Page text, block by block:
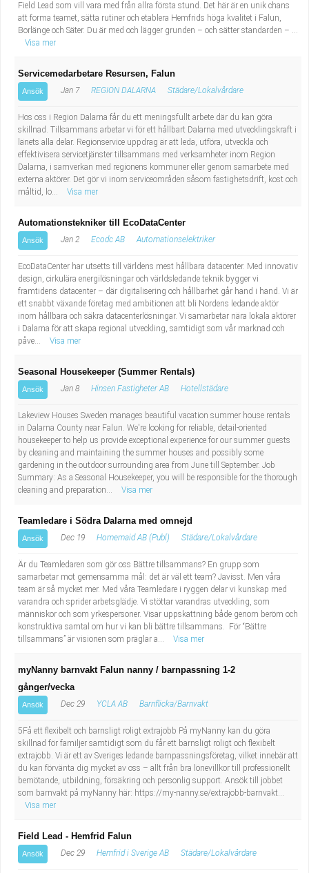
Field Lead som vill vara med från allra första stund. Det här är en unik chans
att forma teamet, sätta rutiner och etablera Hemfrids höga kvalitet i Falun,
Borlänge och Säter. Du är med och lägger grunden – och sätter standarden – ...
Visa mer
Servicemedarbetare Resursen, Falun
Ansök Jan 7 REGION DALARNA Städare/Lokalvårdare
Hos oss i Region Dalarna får du ett meningsfullt arbete där du kan göra
skillnad. Tillsammans arbetar vi för ett hållbart Dalarna med utvecklingskraft i
länets alla delar. Regionservice uppdrag är att leda, utföra, utveckla och
effektivisera servicetjänster tillsammans med verksamheter inom Region
Dalarna, i samverkan med regionens kommuner eller genom samarbete med
externa aktörer. Det gör vi inom serviceområden såsom fastighetsdrift, kost och
måltid, lo...
Visa mer
Automationstekniker till EcoDataCenter
Ansök Jan 2 Ecodc AB Automationselektriker
EcoDataCenter har utsetts till världens mest hållbara datacenter. Med innovativ
design, cirkulära energilösningar och världsledande teknik bygger vi
framtidens datacenter – där digitalisering och hållbarhet går hand i hand. Vi är
ett snabbt växande företag med ambitionen att bli Nordens ledande aktör
inom hållbara och säkra datacenterlösningar. Vi samarbetar nära lokala aktörer
i Dalarna för att skapa regional utveckling, samtidigt som vår marknad och
påve...
Visa mer
Seasonal Housekeeper (Summer Rentals)
Ansök Jan 8 Hinsen Fastigheter AB Hotellstädare
Lakeview Houses Sweden manages beautiful vacation summer house rentals
in Dalarna County near Falun. We're looking for reliable, detail-oriented
housekeeper to help us provide exceptional experience for our summer guests
by cleaning and maintaining the summer houses and possibly some
gardening in the outdoor surrounding area from June till September. Job
Summary: As a Seasonal Housekeeper, you will be responsible for the thorough
cleaning and preparation...
Visa mer
Teamledare i Södra Dalarna med omnejd
Ansök Dec 19 Homemaid AB (Publ) Städare/Lokalvårdare
Är du Teamledaren som gör oss Bättre tillsammans? En grupp som
samarbetar mot gemensamma mål: det är väl ett team? Javisst. Men våra
team är så mycket mer. Med våra Teamledare i ryggen delar vi kunskap med
varandra och sprider arbetsglädje. Vi stöttar varandras utveckling, som
människor och som yrkespersoner. Visar uppskattning både genom beröm och
konstruktiva samtal om hur vi kan bli bättre tillsammans. För “Bättre
tillsammans” är visionen som präglar a...
Visa mer
myNanny barnvakt Falun nanny / barnpassning 1-2
gånger/vecka
Ansök Dec 29 YCLA AB Barnflicka/Barnvakt
5Få ett flexibelt och barnsligt roligt extrajobb På myNanny kan du göra
skillnad för familjer samtidigt som du får ett barnsligt roligt och flexibelt
extrajobb. Vi är ett av Sveriges ledande barnpassningsföretag, vilket innebär att
du kan förvänta dig mycket av oss – allt från bra lönevillkor till professionellt
bemötande, utbildning, försäkring och personlig support. Ansök till jobbet
som barnvakt på myNanny här: https://my-nanny.se/extrajobb-barnvakt...
Visa mer
Field Lead - Hemfrid Falun
Ansök Dec 29 Hemfrid i Sverige AB Städare/Lokalvårdare